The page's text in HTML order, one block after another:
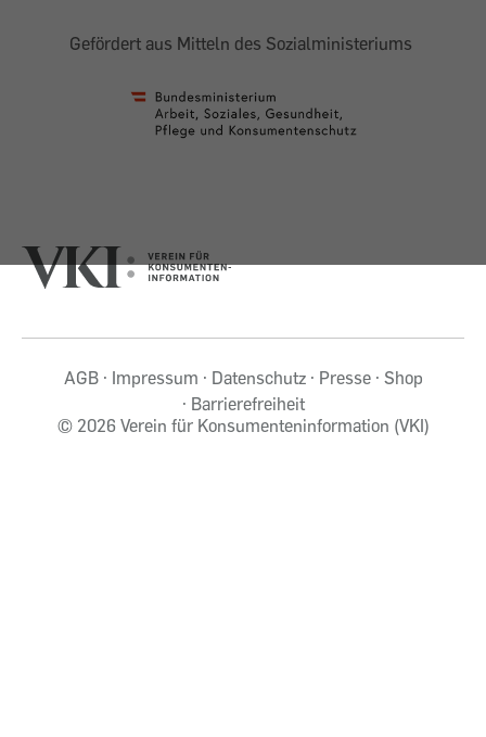
Gefördert aus Mitteln des Sozialministeriums
AGB Impressum Datenschutz Presse
Shop
Barrierefreiheit
© 2026 Verein für Konsumenteninformation (VKI)